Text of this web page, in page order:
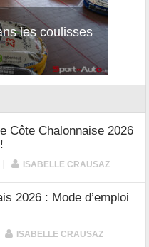
les coulisses
Ferrari
Côte Chalonnaise 2026
ISABELLE CRAUSAZ
2026 : Mode d’emploi
ISABELLE CRAUSAZ